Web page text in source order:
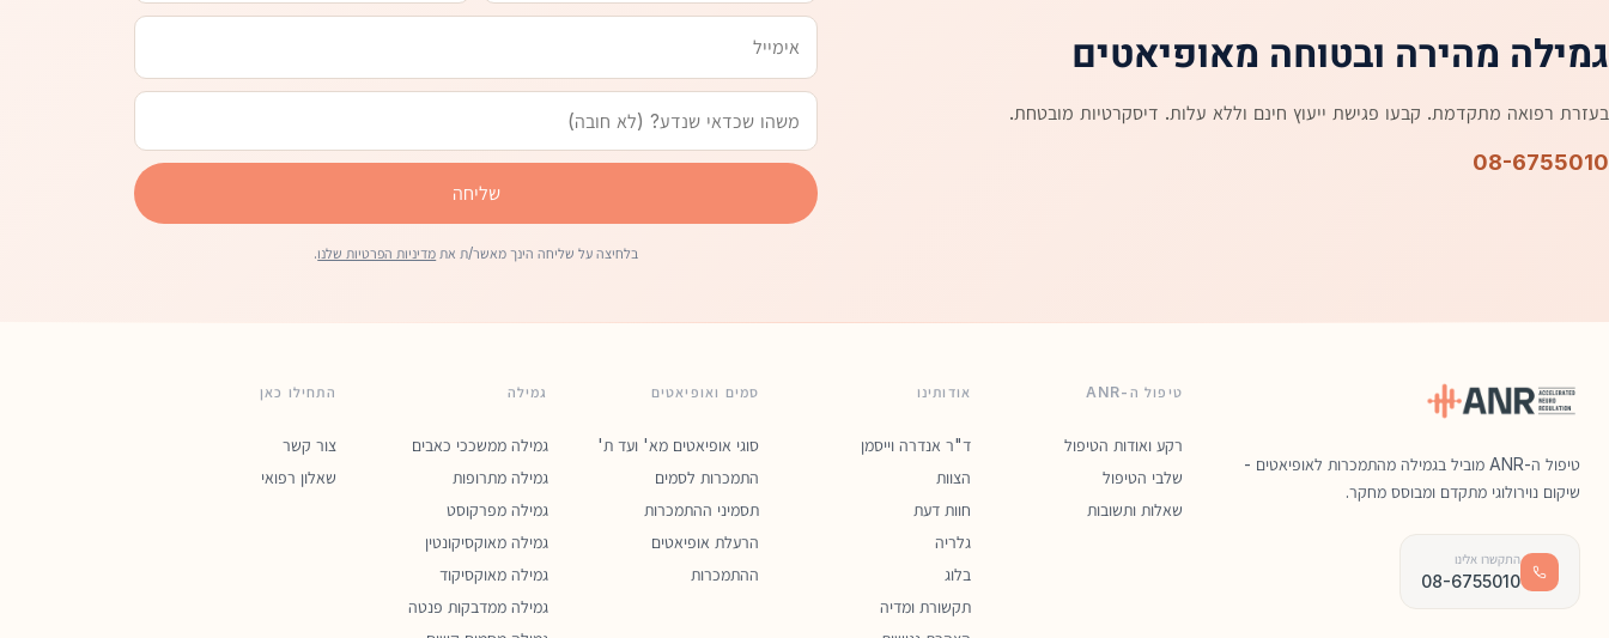
גמילה מהירה ובטוחה מאופיאטים
בעזרת רפואה מתקדמת. קבעו פגישת ייעוץ חינם וללא עלות. דיסקרטיות מובטחת.
08-6755010
שנדע
שליחה
בלחיצה על שליחה הינך מאשר/ת את מדיניות הפרטיות שלנו.
טיפול ה-ANR מוביל בגמילה מהתמכרות לאופיאטים -
שיקום נוירולוגי מתקדם ומבוסס מחקר.
התקשרו אלינו
08-6755010
טיפול ה-ANR
רקע ואודות הטיפול
שלבי הטיפול
שאלות ותשובות
אודותינו
ד"ר אנדרה וייסמן
הצוות
חוות דעת
גלריה
בלוג
תקשורת ומדיה
סמים ואופיאטים
סוגי אופיאטים מא' ועד ת'
התמכרות לסמים
תסמיני ההתמכרות
הרעלת אופיאטים
ההתמכרות
גמילה
גמילה ממשככי כאבים
גמילה מתרופות
גמילה מפרקוסט
גמילה מאוקסיקונטין
גמילה מאוקסיקוד
גמילה ממדבקות פנטה
התחילו כאן
צור קשר
שאלון רפואי